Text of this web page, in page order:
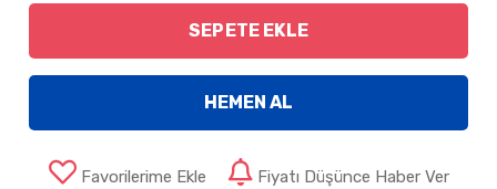
SEPETE EKLE
HEMEN AL
Favorilerime Ekle Fiyatı Düşünce Haber Ver